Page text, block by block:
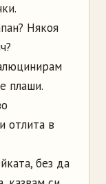
Някоя
плаши.
отлита в
без да